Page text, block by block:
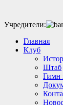
Учредители:
Главная
Клуб
Штаб
Гимн